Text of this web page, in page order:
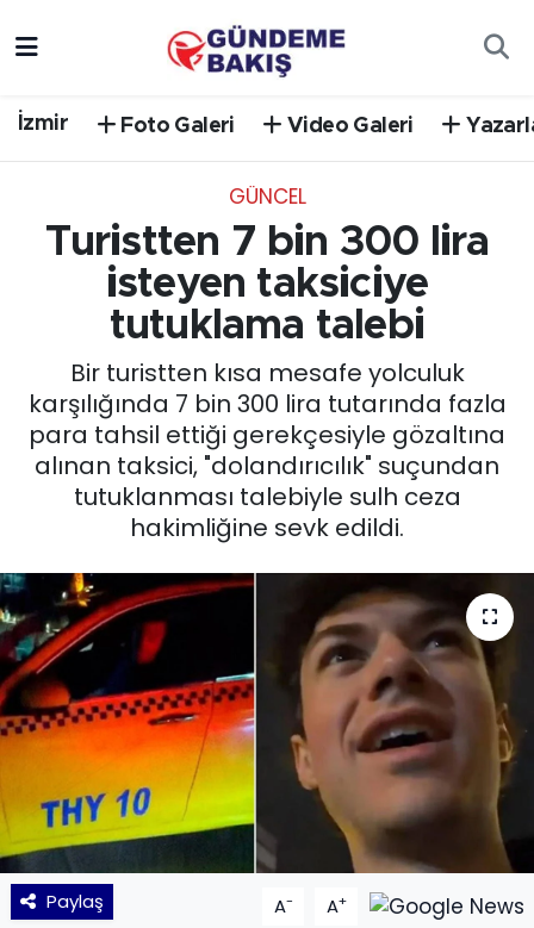
İzmir Foto Galeri Video Galeri
GÜNCEL
Turistten 7 bin 300 lira
isteyen taksiciye
tutuklama talebi
Bir turistten kısa mesafe yolculuk
karşılığında 7 bin 300 lira tutarında fazla
para tahsil ettiği gerekçesiyle gözaltına
alınan taksici, "dolandırıcılık" suçundan
tutuklanması talebiyle sulh ceza
hakimliğine sevk edildi.
Paylaş A- A+
EĞİTİM
EKONOMİ
English News
GÜNCEL
KÜLTÜR SANAT
MAGAZİN
POLİTİKA
SAĞLIK
Siyaset
SPOR
Süper Lig Puan Durumu ve Fikstür
Tüm Manşetler
Son Dakika Haberleri
Haber Arşivi